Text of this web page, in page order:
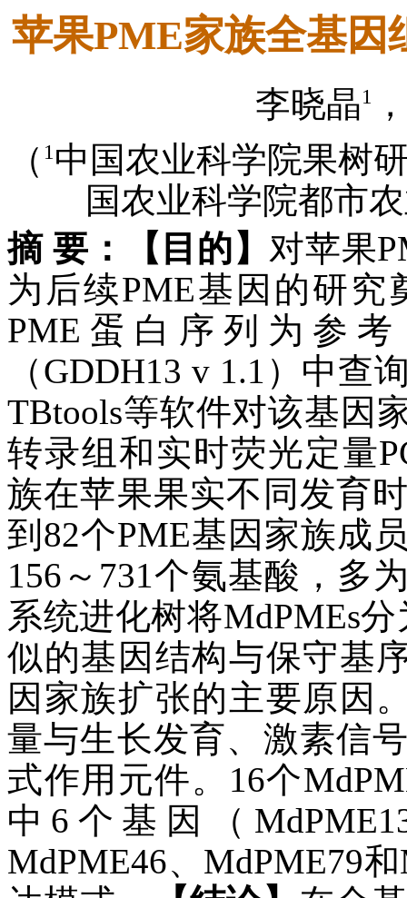
苹果PME家族全基因
李晓晶1
（ 1中国农业科学院果树
国农业科学院都市
摘 要：
【目的】 对苹果
为后续PME基因的研究
PME蛋白序列为参
（GDDH13 v 1.1）中
TBtools等软件对该基因
转录组和实时荧光定量
族在苹果果实不同发育
到82个PME基因家族成
156～731个氨基酸，多
系统进化树将MdPMEs
似的基因结构与保守基
因家族扩张的主要原因
量与生长发育、激素信
式作用元件。16个
中6个基因（
MdPME46、MdPME79